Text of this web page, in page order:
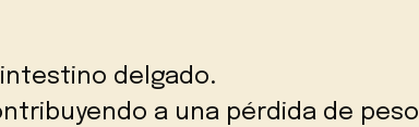
delgado.
a una pérdida de peso